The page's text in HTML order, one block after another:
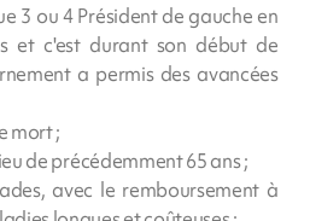
3 ou 4 Président de gauche en
et c'est durant son début de
a permis des avancées
mort ;
de précédemment 65 ans ;
avec le remboursement à